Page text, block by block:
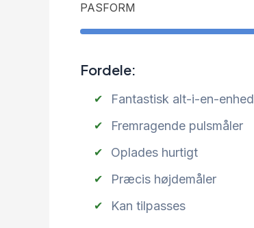
PASFORM
Fordele:
Fantastisk alt-i-en-enhed
Fremragende pulsmåler
Oplades hurtigt
Præcis højdemåler
Kan tilpasses